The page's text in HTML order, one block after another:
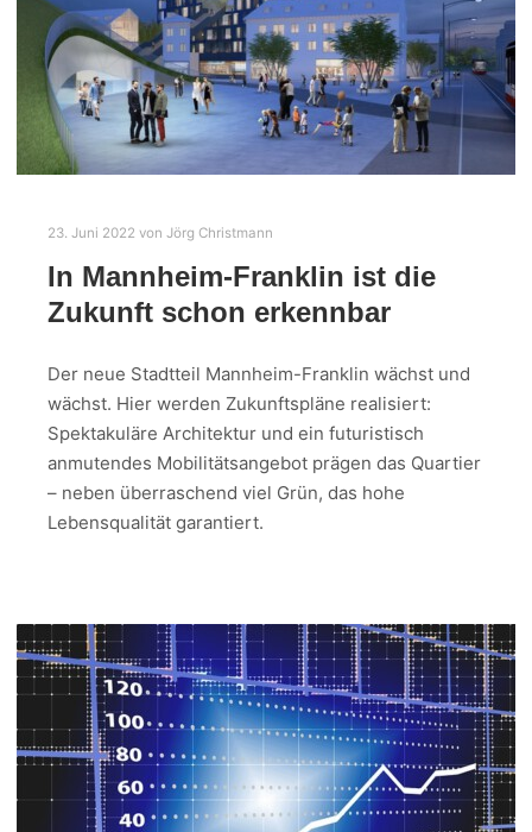
23. Juni 2022 von Jörg Christmann
In Mannheim-Franklin ist die
Zukunft schon erkennbar
Der neue Stadtteil Mannheim-Franklin wächst und
wächst. Hier werden Zukunftspläne realisiert:
Spektakuläre Architektur und ein futuristisch
anmutendes Mobilitätsangebot prägen das Quartier
– neben überraschend viel Grün, das hohe
Lebensqualität garantiert.